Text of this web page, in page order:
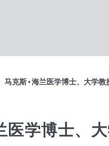
马克斯•海兰医学博士、大学
医学博士、